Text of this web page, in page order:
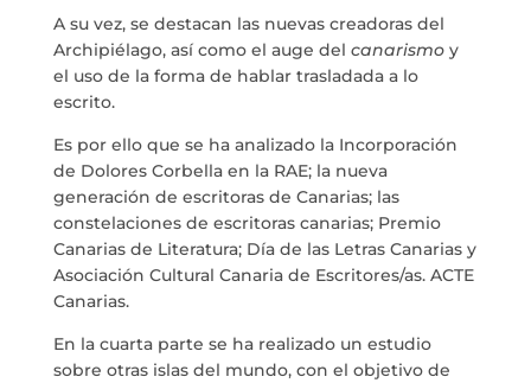
A su vez, se destacan las nuevas creadoras del
Archipiélago, así como el auge del canarismoy
el uso de la forma de hablar trasladada a lo
escrito.
Es por ello que se ha analizado la Incorporación
de Dolores Corbella en la RAE; la nueva
generación de escritoras de Canarias; las
constelaciones de escritoras canarias; Premio
Canarias de Literatura; Día de las Letras Canarias y
Asociación Cultural Canaria de Escritores/as. ACTE
Canarias.
En la cuarta parte se ha realizado un estudio
sobre otras islas del mundo, con el objetivo de